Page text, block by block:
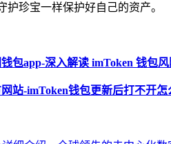
护珍宝一样保护好自己的资产。
包app-深入解读 imToken 钱包
站-imToken钱包更新后打不开